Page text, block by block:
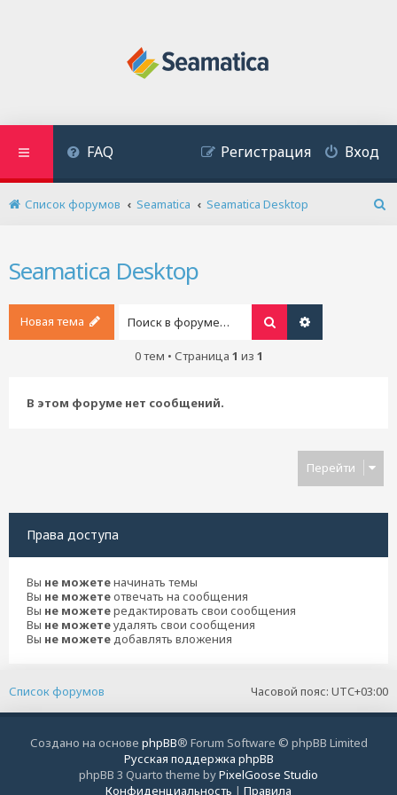
FAQ Вход
Регистрация
Список форумов Seamatica
Seamatica Desktop
Seamatica Desktop
Новая тема Поиск
0 тем • Страница 1 из 1
В этом форуме нет сообщений.
Перейти
Права доступа
Вы не можетеначинать темы
Вы не можетеотвечать на сообщения
Вы не можетередактировать свои сообщения
Вы не можетеудалять свои сообщения
Вы не можетедобавлять вложения
Часовой пояс: UTC+03:00
Список форумов
Создано на основе phpBB® Forum Software © phpBB Limited
Русская поддержка phpBB
phpBB 3 Quarto theme byPixelGoose Studio
Конфиденциальность | Правила